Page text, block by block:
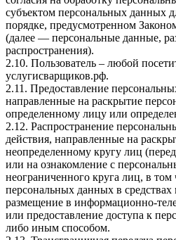
субъектом персональных данных
порядке, предусмотренном
(далее — персональные данные,
распространения).
2.10. Пользователь – любой
услугисварщиков.рф.
2.11. Предоставление
направленные на раскрытие
определенному лицу или
2.12. Распространение
действия, направленные на
неопределенному кругу лиц
или на ознакомление с
неограниченного круга лиц, в том
персональных данных в
размещение в информационно-
или предоставление доступа к
либо иным способом.